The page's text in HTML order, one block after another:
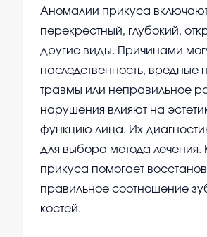
Аномалии прикуса
перекрестный, глубокий,
другие виды. Причинами
наследственность, вредные
травмы или неправильное
нарушения влияют на
функцию лица. Их
для выбора метода лечения.
прикуса помогает
правильное соотношение
костей.